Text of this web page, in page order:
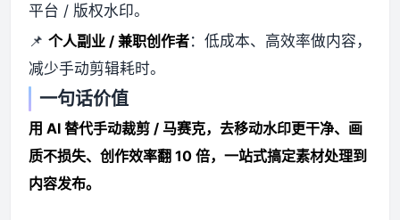
平台 / 版权水印。
📌 个人副业 / 兼职创作者：低成本、高效率做内容，
减少手动剪辑耗时。
一句话价值
用 AI 替代手动裁剪 / 马赛克，去移动水印更干净、画
质不损失、创作效率翻 10 倍，一站式搞定素材处理到
内容发布。